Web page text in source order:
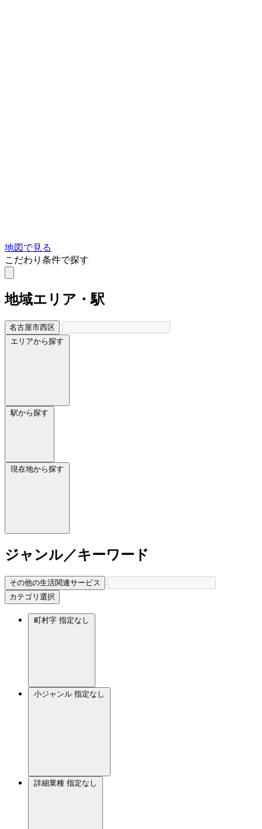
地図で見る
こだわり条件で探す
地域エリア・駅
名古屋市西区
エリアから探す
駅から探す
現在地から探す
ジャンル／キーワード
その他の生活関連サービス
カテゴリ選択
町村字 指定なし
小ジャンル 指定なし
詳細業種 指定なし